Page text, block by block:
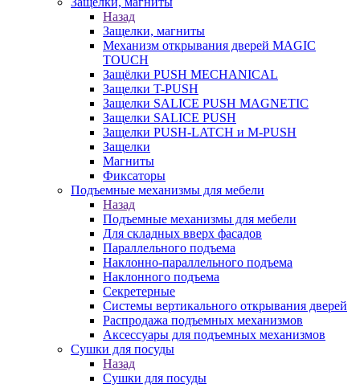
Назад
Защелки, магниты
Механизм открывания дверей MAGIC
TOUCH
Защёлки PUSH MECHANICAL
Защелки T-PUSH
Защелки SALICE PUSH MAGNETIC
Защелки SALICE PUSH
Защелки PUSH-LATCH и M-PUSH
Защелки
Магниты
Фиксаторы
Подъемные механизмы для мебели
Назад
Подъемные механизмы для мебели
Для складных вверх фасадов
Параллельного подъема
Наклонно-параллельного подъема
Наклонного подъема
Секретерные
Системы вертикального открывания дверей
Распродажа подъемных механизмов
Аксессуары для подъемных механизмов
Сушки для посуды
Назад
Сушки для посуды